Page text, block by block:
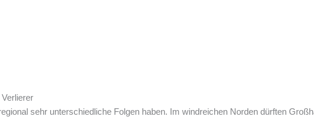
sehr unterschiedliche Folgen haben. Im windreichen Norden dürften